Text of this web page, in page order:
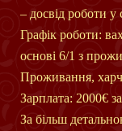
– досвід роботи у
Графік роботи:
основі 6/1 з
Проживання,
Зарплата: 2000€
За більш